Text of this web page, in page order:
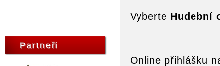
Partneři
Vyberte Hudební
Online přihlášku